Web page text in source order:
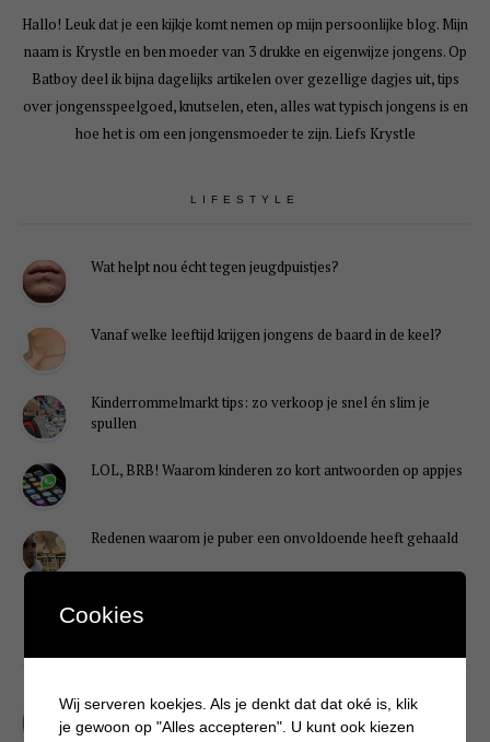
Hallo! Leuk dat je een kijkje komt nemen op mijn persoonlijke blog. Mijn
naam is Krystle en ben moeder van 3 drukke en eigenwijze jongens. Op
Batboy deel ik bijna dagelijks artikelen over gezellige dagjes uit, tips
over jongensspeelgoed, knutselen, eten, alles wat typisch jongens is en
hoe het is om een jongensmoeder te zijn. Liefs Krystle
LIFESTYLE
Wat helpt nou écht tegen jeugdpuistjes?
Vanaf welke leeftijd krijgen jongens de baard in de keel?
Kinderrommelmarkt tips: zo verkoop je snel én slim je
spullen
LOL, BRB! Waarom kinderen zo kort antwoorden op appjes
Redenen waarom je puber een onvoldoende heeft gehaald
Simpele DIY: Maak een geurroos van watten
Cookies
Wij serveren koekjes. Als je denkt dat dat oké is, klik
je gewoon op "Alles accepteren". U kunt ook kiezen